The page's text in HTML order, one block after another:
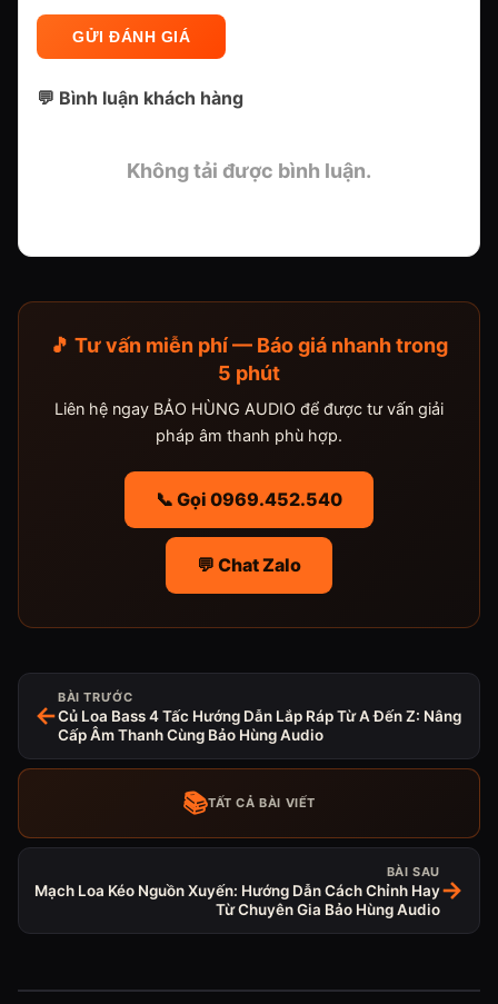
GỬI ĐÁNH GIÁ
💬 Bình luận khách hàng
Không tải được bình luận.
🎵 Tư vấn miễn phí — Báo giá nhanh trong
5 phút
Liên hệ ngay BẢO HÙNG AUDIO để được tư vấn giải
pháp âm thanh phù hợp.
📞 Gọi 0969.452.540
💬 Chat Zalo
←
BÀI TRƯỚC
Củ Loa Bass 4 Tấc Hướng Dẫn Lắp Ráp Từ A Đến Z: Nâng
Cấp Âm Thanh Cùng Bảo Hùng Audio
📚TẤT CẢ BÀI VIẾT
BÀI SAU
Mạch Loa Kéo Nguồn Xuyến: Hướng Dẫn Cách Chỉnh Hay
Từ Chuyên Gia Bảo Hùng Audio
→